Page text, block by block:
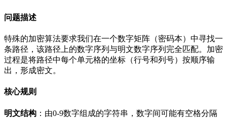
问题描述
特殊的加密算法要求我们在一个数字矩阵（密码本）中寻找一
条路径，该路径上的数字序列与明文数字序列完全匹配。加密
过程是将路径中每个单元格的坐标（行号和列号）按顺序输
出，形成密文。
核心规则
明文结构 ：由0-9数字组成的字符串，数字间可能有空格分隔